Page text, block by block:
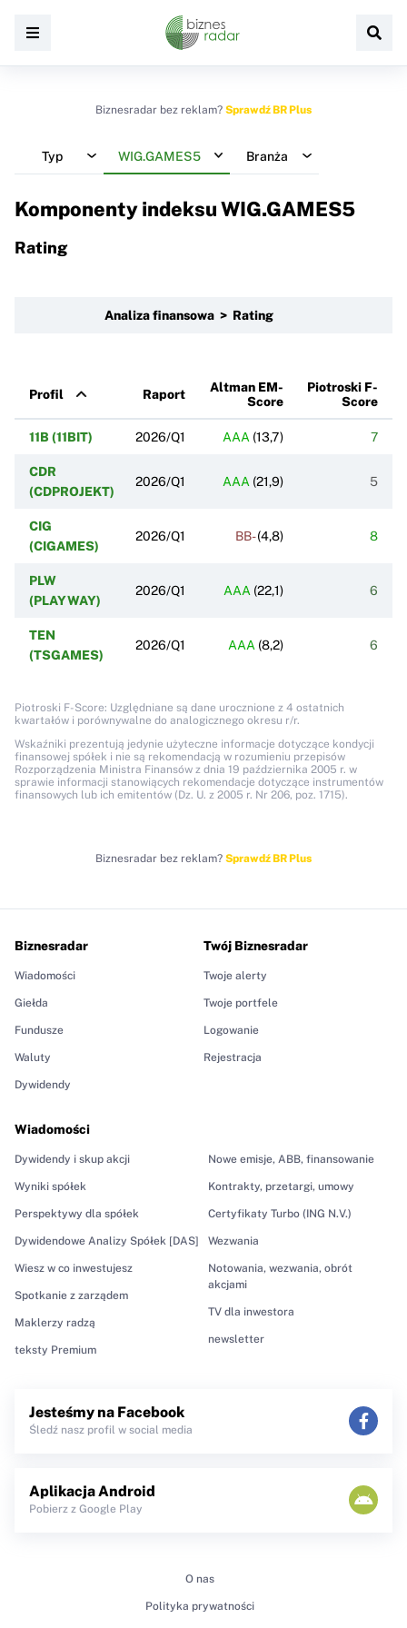
Biznesradar bez reklam? Sprawdź BR Plus
Typ WIG.GAMES5 Branża
Komponenty indeksuWIG.GAMES5
Rating
Analiza finansowa > Rating
Profil Raport
Altman EM-
Score
Piotroski F-
Score
11B (11BIT) 2026/Q1 AAA (13,7) 7
CDR
(CDPROJEKT)
2026/Q1 AAA (21,9) 5
CIG
(CIGAMES)
2026/Q1 BB-(4,8) 8
PLW
(PLAYWAY)
2026/Q1 AAA (22,1) 6
TEN
(TSGAMES)
2026/Q1 AAA (8,2) 6
Piotroski F-Score: Uzględniane są dane urocznione z 4 ostatnich
kwartałów i porównywalne do analogicznego okresu r/r.
Wskaźniki prezentują jedynie użyteczne informacje dotyczące kondycji
finansowej spółek i nie są rekomendacją w rozumieniu przepisów
Rozporządzenia Ministra Finansów z dnia 19 października 2005 r. w
sprawie informacji stanowiących rekomendacje dotyczące instrumentów
finansowych lub ich emitentów (Dz. U. z 2005 r. Nr 206, poz. 1715).
Biznesradar bez reklam? Sprawdź BR Plus
Biznesradar
Wiadomości
Giełda
Fundusze
Waluty
Dywidendy
Wiadomości
Dywidendy i skup akcji
Wyniki spółek
Perspektywy dla spółek
Dywidendowe Analizy Spółek [DAS]
Wiesz w co inwestujesz
Spotkanie z zarządem
Maklerzy radzą
teksty Premium
Nowe emisje, ABB, finansowanie
Kontrakty, przetargi, umowy
Certyfikaty Turbo (ING N.V.)
Wezwania
Notowania, wezwania, obrót
akcjami
TV dla inwestora
newsletter
Twój Biznesradar
Twoje alerty
Twoje portfele
Logowanie
Rejestracja
Jesteśmy na Facebook
Śledź nasz profil w social media
Aplikacja Android
Pobierz z Google Play
O nas
Polityka prywatności